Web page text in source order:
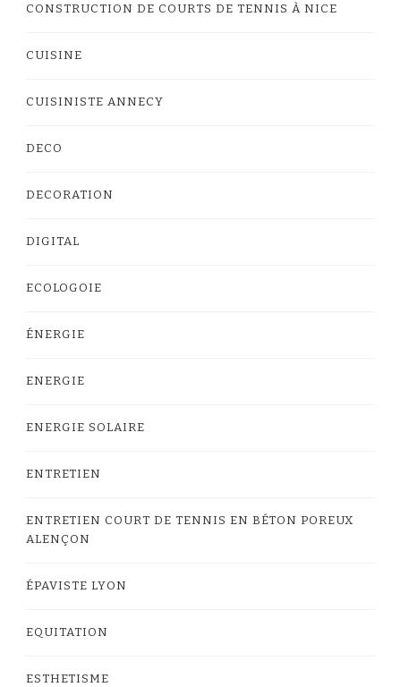
CONSTRUCTION DE COURTS DE TENNIS À NICE
CUISINE
CUISINISTE ANNECY
DECO
DECORATION
DIGITAL
ECOLOGOIE
ÉNERGIE
ENERGIE
ENERGIE SOLAIRE
ENTRETIEN
ENTRETIEN COURT DE TENNIS EN BÉTON POREUX
ALENÇON
ÉPAVISTE LYON
EQUITATION
ESTHETISME